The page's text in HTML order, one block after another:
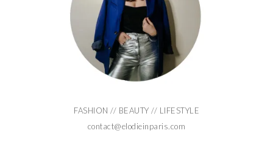
FASHION // BEAUTY // LIFESTYLE
contact@elodieinparis.com